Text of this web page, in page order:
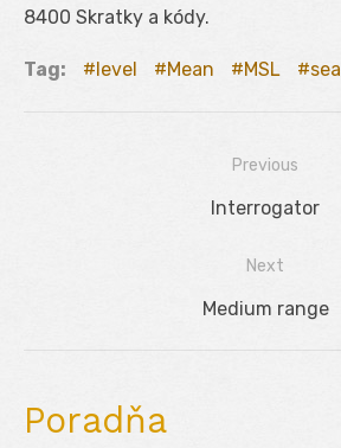
8400 Skratky a kódy.
Tag: level Mean MSL sea
Previous
Previous
Interrogator
Next
Next
Medium range
Poradňa